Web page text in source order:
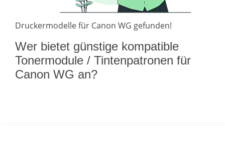
Druckermodelle für Canon WG gefunden!
Wer bietet günstige kompatible
Tonermodule / Tintenpatronen für
Canon WG an?